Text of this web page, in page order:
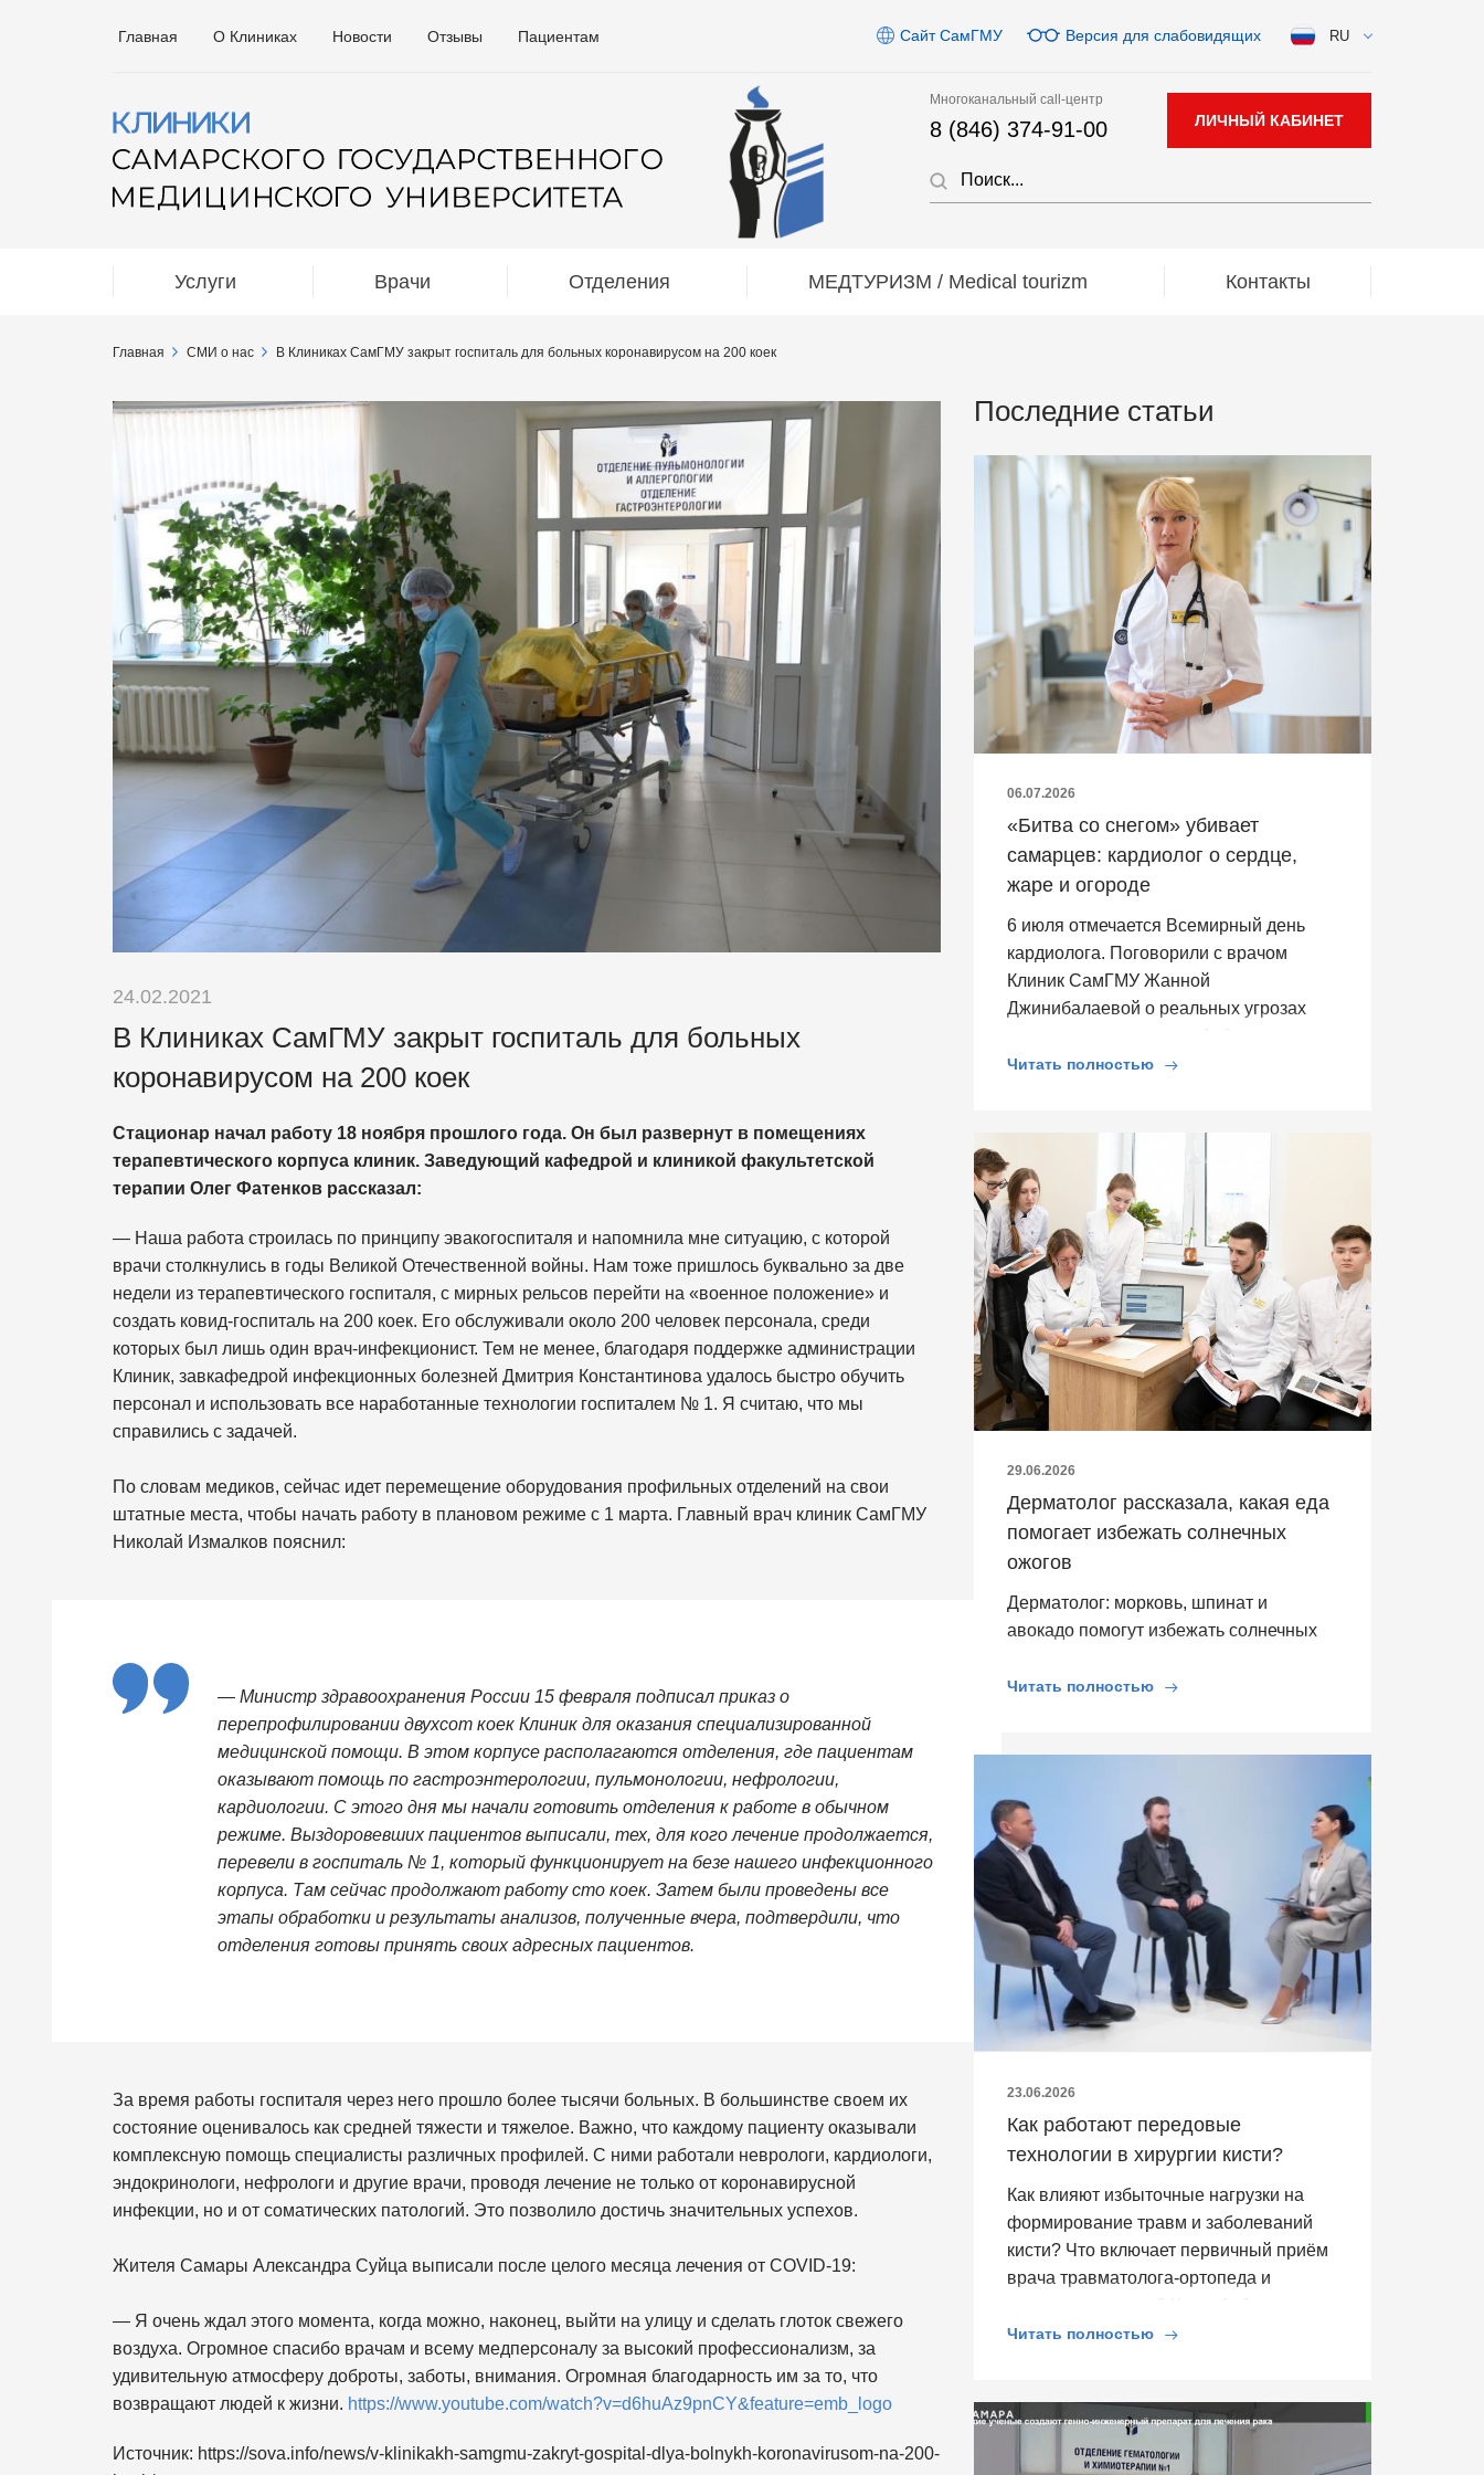
Главная О Клиниках Новости Отзывы Пациентам Сайт СамГМУ Версия для слабовидящих RU
Многоканальный call-центр
8 (846) 374-91-00 ЛИЧНЫЙ КАБИНЕТ
Услуги Врачи Отделения МЕДТУРИЗМ / Medical tourizm Контакты
Главная СМИ о нас В Клиниках СамГМУ закрыт госпиталь для больных коронавирусом на 200 коек
24.02.2021
В Клиниках СамГМУ закрыт госпиталь для больных
коронавирусом на 200 коек
Стационар начал работу 18 ноября прошлого года. Он был развернут в помещениях
терапевтического корпуса клиник. Заведующий кафедрой и клиникой факультетской
терапии Олег Фатенков рассказал:
— Наша работа строилась по принципу эвакогоспиталя и напомнила мне ситуацию, с которой
врачи столкнулись в годы Великой Отечественной войны. Нам тоже пришлось буквально за две
недели из терапевтического госпиталя, с мирных рельсов перейти на «военное положение» и
создать ковид-госпиталь на 200 коек. Его обслуживали около 200 человек персонала, среди
которых был лишь один врач-инфекционист. Тем не менее, благодаря поддержке администрации
Клиник, завкафедрой инфекционных болезней Дмитрия Константинова удалось быстро обучить
персонал и использовать все наработанные технологии госпиталем № 1. Я считаю, что мы
справились с задачей.
По словам медиков, сейчас идет перемещение оборудования профильных отделений на свои
штатные места, чтобы начать работу в плановом режиме с 1 марта. Главный врач клиник СамГМУ
Николай Измалков пояснил:
— Министр здравоохранения России 15 февраля подписал приказ о
перепрофилировании двухсот коек Клиник для оказания специализированной
медицинской помощи. В этом корпусе располагаются отделения, где пациентам
оказывают помощь по гастроэнтерологии, пульмонологии, нефрологии,
кардиологии. С этого дня мы начали готовить отделения к работе в обычном
режиме. Выздоровевших пациентов выписали, тех, для кого лечение продолжается,
перевели в госпиталь № 1, который функционирует на безе нашего инфекционного
корпуса. Там сейчас продолжают работу сто коек. Затем были проведены все
этапы обработки и результаты анализов, полученные вчера, подтвердили, что
отделения готовы принять своих адресных пациентов.
За время работы госпиталя через него прошло более тысячи больных. В большинстве своем их
состояние оценивалось как средней тяжести и тяжелое. Важно, что каждому пациенту оказывали
комплексную помощь специалисты различных профилей. С ними работали неврологи, кардиологи,
эндокринологи, нефрологи и другие врачи, проводя лечение не только от коронавирусной
инфекции, но и от соматических патологий. Это позволило достичь значительных успехов.
Жителя Самары Александра Суйца выписали после целого месяца лечения от COVID-19:
— Я очень ждал этого момента, когда можно, наконец, выйти на улицу и сделать глоток свежего
воздуха. Огромное спасибо врачам и всему медперсоналу за высокий профессионализм, за
удивительную атмосферу доброты, заботы, внимания. Огромная благодарность им за то, что
возвращают людей к жизни. https://www.youtube.com/watch?v=d6huAz9pnCY&feature=emb_logo
Источник: https://sova.info/news/v-klinikakh-samgmu-zakryt-gospital-dlya-bolnykh-koronavirusom-na-200-
Последние статьи
06.07.2026
«Битва со снегом» убивает
самарцев: кардиолог о сердце,
жаре и огороде
6 июля отмечается Всемирный день
кардиолога. Поговорили с врачом
Клиник СамГМУ Жанной
Джинибалаевой о реальных угрозах
Читать полностью
29.06.2026
Дерматолог рассказала, какая еда
помогает избежать солнечных
ожогов
Дерматолог: морковь, шпинат и
авокадо помогут избежать солнечных
Читать полностью
23.06.2026
Как работают передовые
технологии в хирургии кисти?
Как влияют избыточные нагрузки на
формирование травм и заболеваний
кисти? Что включает первичный приём
врача травматолога-ортопеда и
Читать полностью